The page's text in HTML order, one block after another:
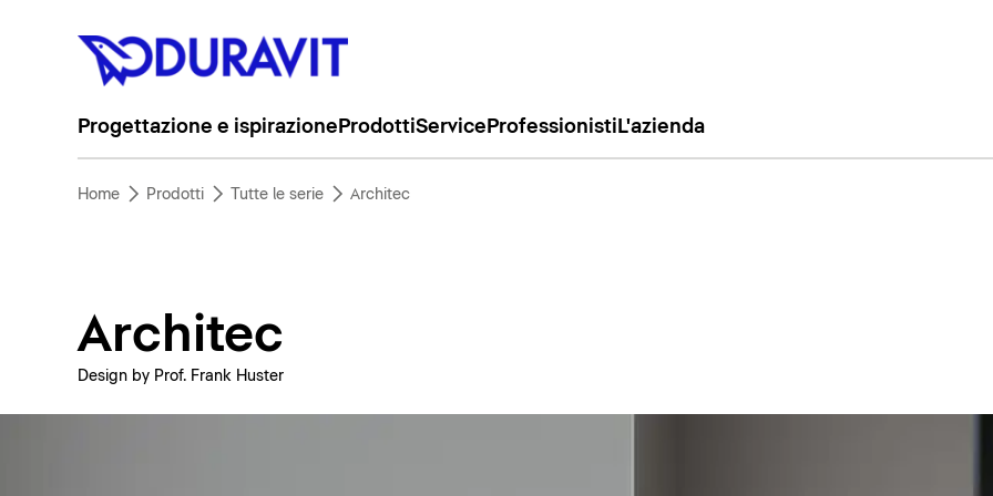
Progettazione e ispirazione ProdottiService Professionisti L'azienda
Home Prodotti Tutte le serie Architec
Architec
Design by Prof. Frank Huster